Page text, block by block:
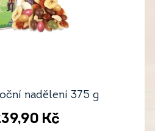
nadělení 375 g
Kč